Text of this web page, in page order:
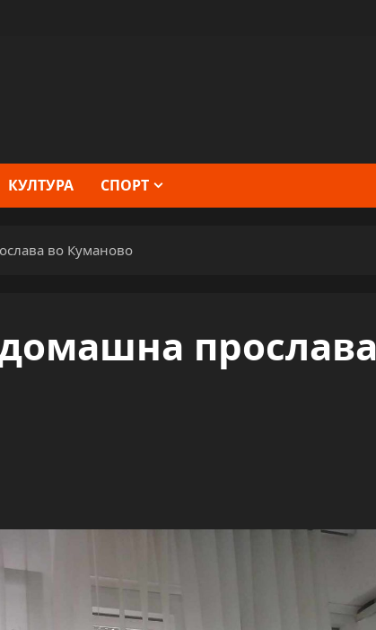
КУЛТУРА СПОРТ
во Куманово